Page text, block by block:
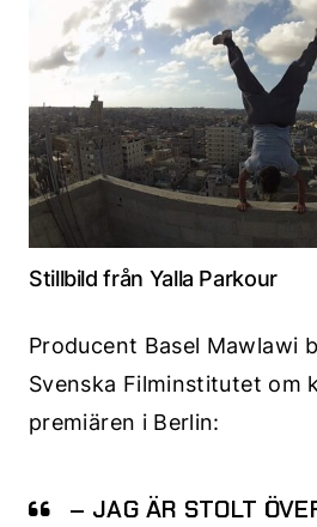
Stillbild från Yalla Parkour
Producent Basel Mawlawi
Svenska Filminstitutet om
premiären i Berlin:
– JAG ÄR STOLT